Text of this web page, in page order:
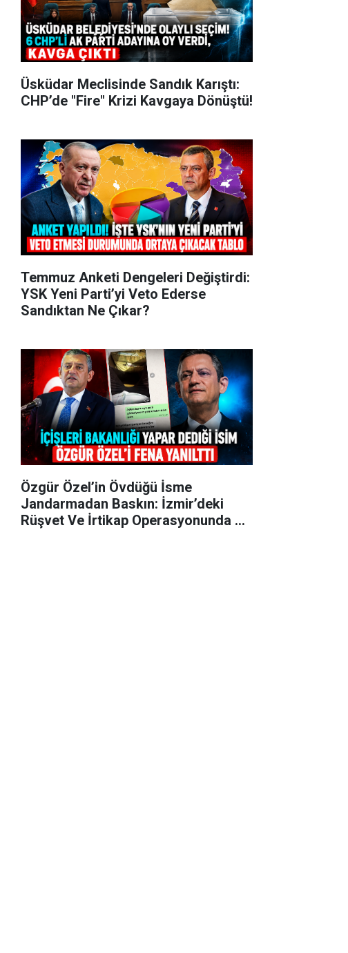
Üsküdar Meclisinde Sandık Karıştı:
CHP’de "Fire" Krizi Kavgaya Dönüştü!
Temmuz Anketi Dengeleri Değiştirdi:
YSK Yeni Parti’yi Veto Ederse
Sandıktan Ne Çıkar?
Özgür Özel’in Övdüğü İsme
Jandarmadan Baskın: İzmir’deki
Rüşvet Ve İrtikap Operasyonunda 15